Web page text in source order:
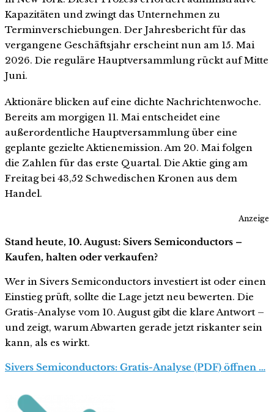
Kapazitäten und zwingt das Unternehmen zu
Terminverschiebungen. Der Jahresbericht für das
vergangene Geschäftsjahr erscheint nun am 15. Mai
2026. Die reguläre Hauptversammlung rückt auf Mitte
Juni.
Aktionäre blicken auf eine dichte Nachrichtenwoche.
Bereits am morgigen 11. Mai entscheidet eine
außerordentliche Hauptversammlung über eine
geplante gezielte Aktienemission. Am 20. Mai folgen
die Zahlen für das erste Quartal. Die Aktie ging am
Freitag bei 43,52 Schwedischen Kronen aus dem
Handel.
Anzeige
Stand heute, 10. August: Sivers Semiconductors –
Kaufen, halten oder verkaufen?
Wer in Sivers Semiconductors investiert ist oder einen
Einstieg prüft, sollte die Lage jetzt neu bewerten. Die
Gratis-Analyse vom 10. August gibt die klare Antwort –
und zeigt, warum Abwarten gerade jetzt riskanter sein
kann, als es wirkt.
Sivers Semiconductors: Gratis-Analyse (PDF) öffnen …